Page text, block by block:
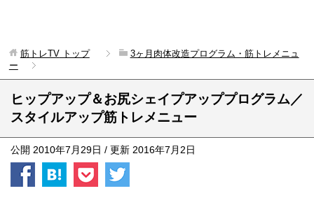
筋トレTVトップ
3ヶ月肉体改造プログラム・筋トレメニュ
ー
ヒップアップ＆お尻シェイプアッププログラム／
スタイルアップ筋トレメニュー
公開 2010年7月29日 / 更新 2016年7月2日